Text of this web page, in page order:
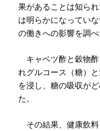
果があることは知ら
は明らかになってい
の働きへの影響を調べ
キャベツ酢と穀物
れグルコース（糖）
を浸し、糖の吸収が
た。
その結果、健康飲